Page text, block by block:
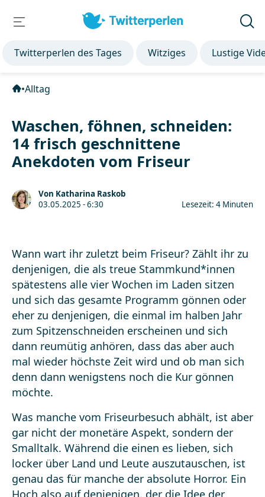
Twitterperlen des Tages Witziges Lustige
•Alltag
Waschen, föhnen, schneiden:
14 frisch geschnittene
Anekdoten vom Friseur
Von Katharina Raskob
03.05.2025 - 6:30
Lesezeit: 4 Minuten
Wann wart ihr zuletzt beim Friseur? Zählt ihr zu
denjenigen, die als treue Stammkund*innen
spätestens alle vier Wochen im Laden sitzen
und sich das gesamte Programm gönnen oder
eher zu denjenigen, die einmal im halben Jahr
zum Spitzenschneiden erscheinen und sich
dann reumütig anhören, dass das aber auch
mal wieder höchste Zeit wird und ob man sich
denn dann wenigstens noch die Kur gönnen
möchte.
Was manche vom Friseurbesuch abhält, ist aber
gar nicht der monetäre Aspekt, sondern der
Smalltalk. Während die einen es lieben, sich
locker über Land und Leute auszutauschen, ist
genau das für manche der absolute Horror. Ein
Hoch also auf denjenigen, der die Idee der